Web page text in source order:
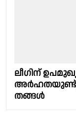
ലീഗിന്
അർഹതയുണ്ട്;
തങ്ങൾ